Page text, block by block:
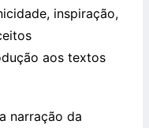
inspiração,
aos textos
narração da